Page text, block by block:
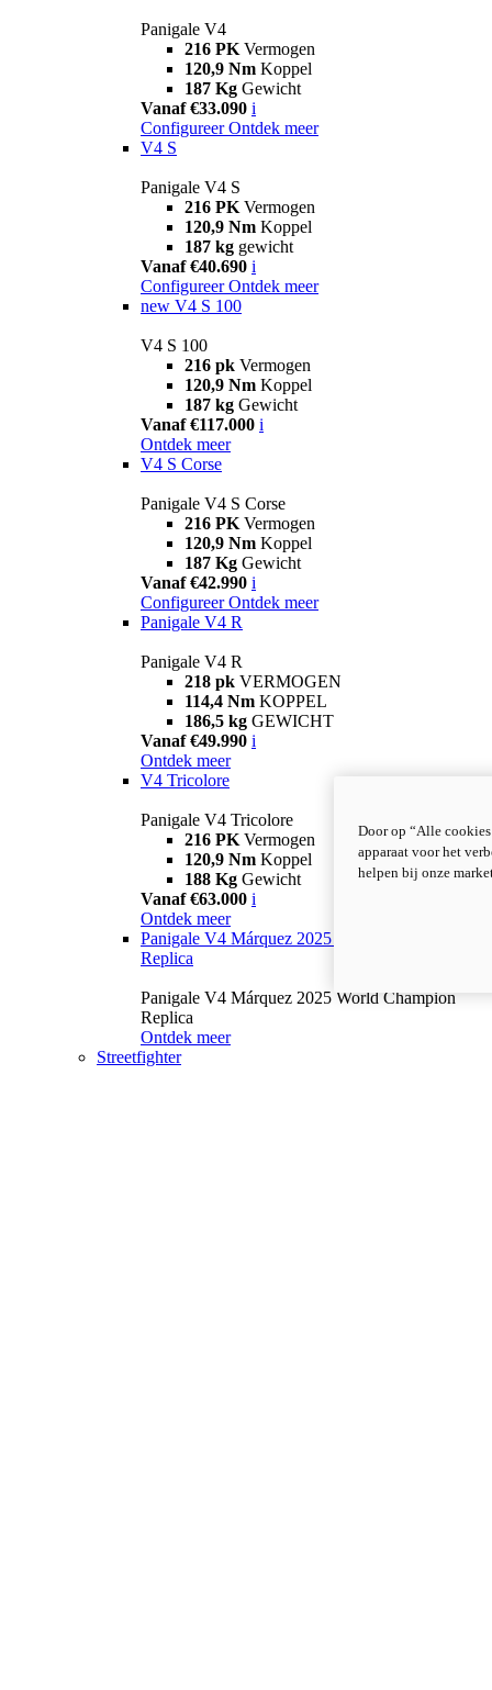
Panigale V4
216 PK Vermogen
120,9 Nm Koppel
187 Kg Gewicht
Vanaf €33.090 i
Configureer Ontdek meer
V4 S
Panigale V4 S
216 PK Vermogen
120,9 Nm Koppel
187 kg gewicht
Vanaf €40.690 i
Configureer Ontdek meer
new V4 S 100
V4 S 100
216 pk Vermogen
120,9 Nm Koppel
187 kg Gewicht
Vanaf €117.000 i
Ontdek meer
V4 S Corse
Panigale V4 S Corse
216 PK Vermogen
120,9 Nm Koppel
187 Kg Gewicht
Vanaf €42.990 i
Configureer Ontdek meer
Panigale V4 R
Panigale V4 R
218 pk VERMOGEN
114,4 Nm KOPPEL
186,5 kg GEWICHT
Vanaf €49.990 i
Ontdek meer
V4 Tricolore
Panigale V4 Tricolore
216 PK Vermogen
120,9 Nm Koppel
188 Kg Gewicht
Vanaf €63.000 i
Ontdek meer
Panigale V4 Márquez 2025 World Champion
Replica
Panigale V4 Márquez 2025 World Champion
Replica
Ontdek meer
Streetfighter
Door op “Alle
apparaat voor het
helpen bij onze